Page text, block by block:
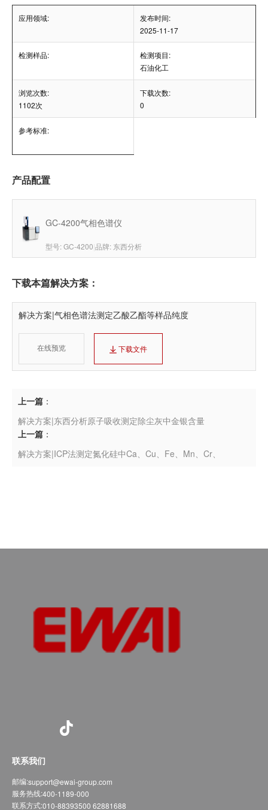
应用领域:
发布时间:
2025-11-17
检测样品:
检测项目:
石油化工
浏览次数:
1102次
下载次数:
0
参考标准:
产品配置
GC-4200气相色谱仪
型号: GC-4200 品牌: 东西分析
下载本篇解决方案：
解决方案|气相色谱法测定乙酸乙酯等样品纯度
在线预览 下载文件
上一篇 ：
解决方案|东西分析原子吸收测定除尘灰中金银含量
上一篇 ：
解决方案|ICP法测定氮化硅中Ca、Cu、Fe、Mn、Cr、
联系我们
邮编:support@ewai-group.com
服务热线:400-1189-000
联系方式:010-88393500 62881688